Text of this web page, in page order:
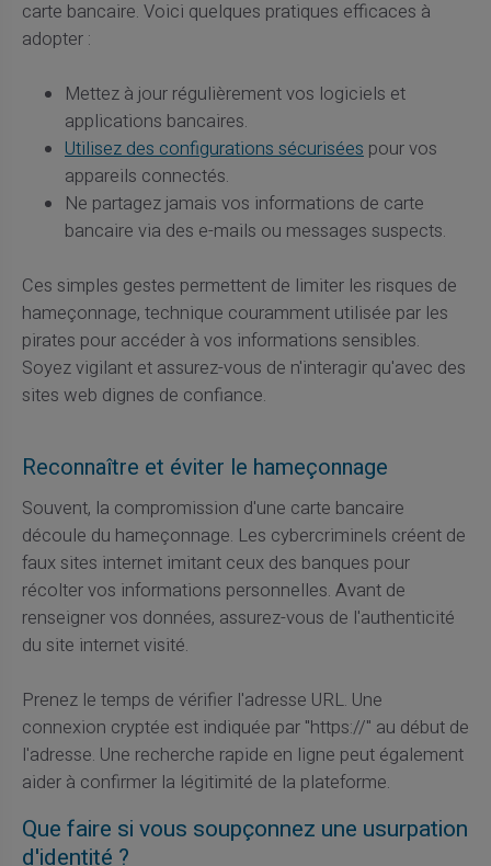
carte bancaire. Voici quelques pratiques efficaces à
adopter :
Mettez à jour régulièrement vos logiciels et
applications bancaires.
Utilisez des configurations sécurisées pour vos
appareils connectés.
Ne partagez jamais vos informations de carte
bancaire via des e-mails ou messages suspects.
Ces simples gestes permettent de limiter les risques de
hameçonnage, technique couramment utilisée par les
pirates pour accéder à vos informations sensibles.
Soyez vigilant et assurez-vous de n'interagir qu'avec des
sites web dignes de confiance.
Reconnaître et éviter le hameçonnage
Souvent, la compromission d'une carte bancaire
découle du hameçonnage. Les cybercriminels créent de
faux sites internet imitant ceux des banques pour
récolter vos informations personnelles. Avant de
renseigner vos données, assurez-vous de l'authenticité
du site internet visité.
Prenez le temps de vérifier l'adresse URL. Une
connexion cryptée est indiquée par "https://" au début de
l'adresse. Une recherche rapide en ligne peut également
aider à confirmer la légitimité de la plateforme.
Que faire si vous soupçonnez une usurpation
d'identité ?